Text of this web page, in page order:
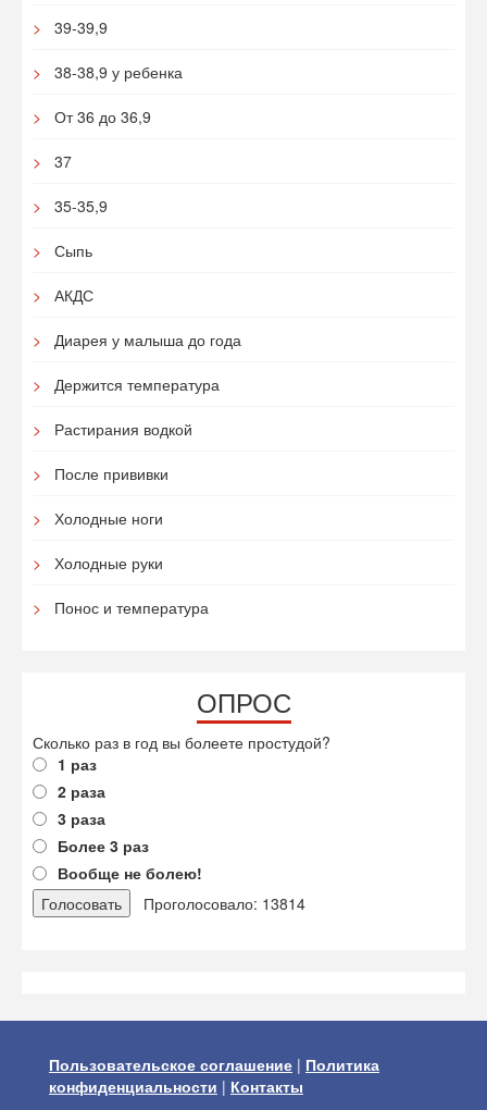
39-39,9
38-38,9 у ребенка
От 36 до 36,9
37
35-35,9
Сыпь
АКДС
Диарея у малыша до года
Держится температура
Растирания водкой
После прививки
Холодные ноги
Холодные руки
Понос и температура
ОПРОС
Сколько раз в год вы болеете простудой?
1 раз
2 раза
3 раза
Более 3 раз
Вообще не болею!
Проголосовало: 13814
Пользовательское соглашение | Политика
конфиденциальности | Контакты